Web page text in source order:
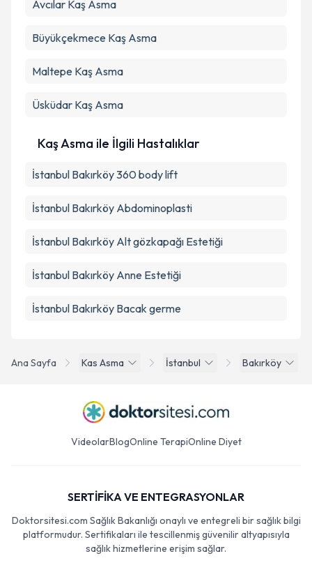
Ana Sayfa Kas Asma İstanbul Bakırköy
Avcılar Kaş Asma
Büyükçekmece Kaş Asma
Maltepe Kaş Asma
Üsküdar Kaş Asma
Kaş Asma ile İlgili Hastalıklar
İstanbul Bakırköy 360 body lift
İstanbul Bakırköy Abdominoplasti
İstanbul Bakırköy Alt gözkapağı Estetiği
İstanbul Bakırköy Anne Estetiği
İstanbul Bakırköy Bacak germe
VideolarBlogOnline TerapiOnline Diyet
SERTİFİKA VE ENTEGRASYONLAR
Doktorsitesi.com Sağlık Bakanlığı onaylı ve entegreli bir sağlık bilgi
platformudur. Sertifikaları ile tescillenmiş güvenilir altyapısıyla
sağlık hizmetlerine erişim sağlar.